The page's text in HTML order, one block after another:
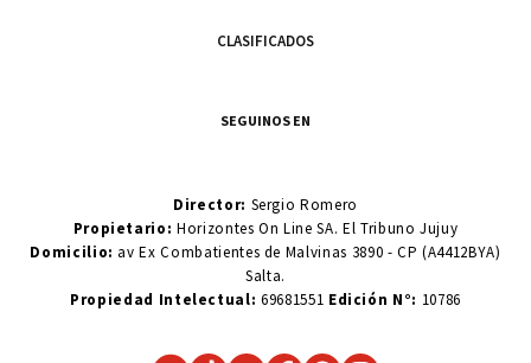
CLASIFICADOS
SEGUINOS EN
Director: Sergio Romero
Propietario:Horizontes On Line SA. El Tribuno Jujuy
Domicilio: av Ex Combatientes de Malvinas 3890 - CP (A4412BYA)
Salta.
Propiedad Intelectual: 69681551 Edición N°: 10786